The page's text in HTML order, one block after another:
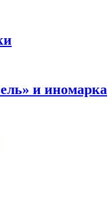
и иномарка